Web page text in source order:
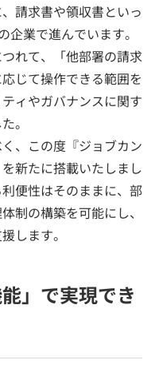
請求書や領収書といっ
業で進んでいます。
れて、「他部署の請求
じて操作できる範囲を
ィやガバナンスに関す
。
、この度『ジョブカン
新たに搭載いたしまし
便性はそのままに、部
制の構築を可能にし、
します。
」で実現でき